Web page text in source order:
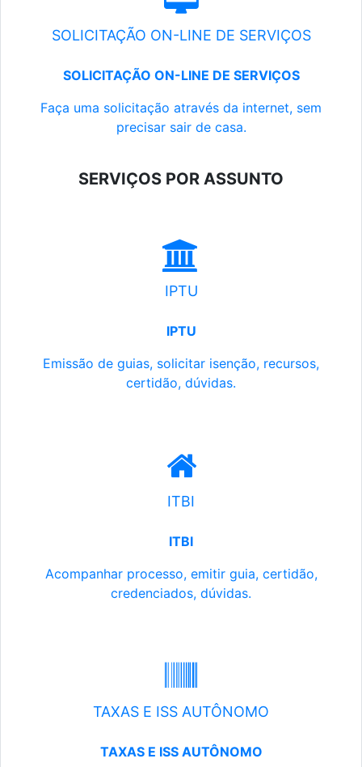
SOLICITAÇÃO ON-LINE DE SERVIÇOS
SOLICITAÇÃO ON-LINE DE SERVIÇOS
Faça uma solicitação através da internet, sem
precisar sair de casa.
SERVIÇOS POR ASSUNTO
IPTU
IPTU
Emissão de guias, solicitar isenção, recursos,
certidão, dúvidas.
ITBI
ITBI
Acompanhar processo, emitir guia, certidão,
credenciados, dúvidas.
TAXAS E ISS AUTÔNOMO
TAXAS E ISS AUTÔNOMO